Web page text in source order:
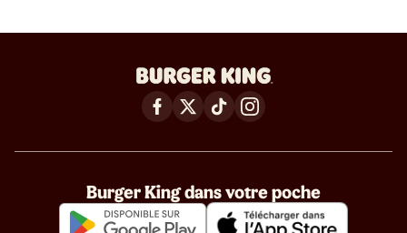
Burger King dans votre poche